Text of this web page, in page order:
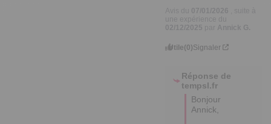
Utile(0)Signaler
Réponse de
tempsl.fr
Bonjour
Annick,